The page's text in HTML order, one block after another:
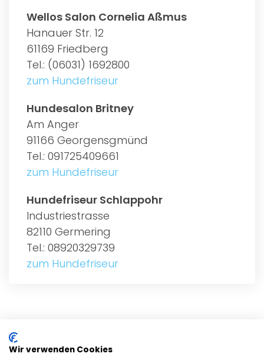
Wellos Salon Cornelia Aßmus
Hanauer Str. 12
61169 Friedberg
Tel.: (06031) 1692800
zum Hundefriseur
Hundesalon Britney
Am Anger
91166 Georgensgmünd
Tel.: 091725409661
zum Hundefriseur
Hundefriseur Schlappohr
Industriestrasse
82110 Germering
Tel.: 08920329739
zum Hundefriseur
ALLGEMEIN
Wir verwenden Cookies